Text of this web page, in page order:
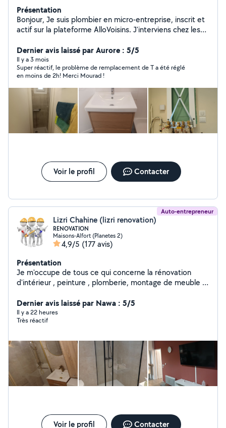
Présentation
Bonjour, Je suis plombier en micro-entreprise, inscrit et
actif sur la plateforme AlloVoisins. J'interviens chez les
plomberie, en neuf comme en rénovation. Recherche et
réparation de fuites Débouchage (WC, évier, douche,
lavabo) Remplacement de robinetterie Installation et
remplacement de chauffe-eau Pose d'équipements
sanitaires (WC,meuble vasque ,douche, évier, baignoire
Rénovation de salle de bain. Travail soigné Devis gratuit
Tarifs transparents. Respects des normes et conseils
personnalisés. Disponible semaine et week-end.
N'hésitez pas à me contacter pour toute demande, je
Dernier avis laissé par Aurore : 5/5
Il y a 3 mois
Super réactif, le problème de remplacement de T a été réglé
en moins de 2h! Merci Mourad !
Voir le profil Contacter
Auto-entrepreneur
Lizri Chahine (lizri renovation)
RENOVATION
Maisons-Alfort (Planetes 2)
4,9/5 (177 avis)
Présentation
Je m'occupe de tous ce qui concerne la rénovation
d'intérieur , peinture , plomberie, montage de meuble ,
d'informations
Dernier avis laissé par Nawa : 5/5
Il y a 22 heures
Très réactif
Voir le profil Contacter